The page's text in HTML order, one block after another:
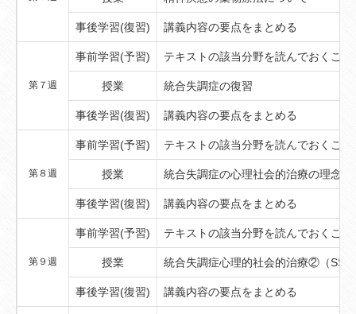
事後学習(復習) 講義内容の要点をまとめる
第７週
事前学習(予習) テキストの該当分野を読んでおくこと
授業 統合失調症の復習
事後学習(復習) 講義内容の要点をまとめる
第８週
事前学習(予習) テキストの該当分野を読んでおくこと
授業 統合失調症の心理社会的治療の理念
事後学習(復習) 講義内容の要点をまとめる
第９週
事前学習(予習) テキストの該当分野を読んでおくこと
授業 統合失調症心理的社会的治療②（SST
事後学習(復習) 講義内容の要点をまとめる